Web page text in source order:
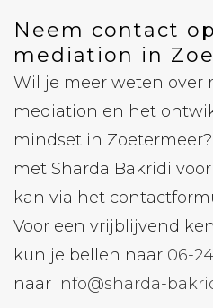
Neem contact
mediation in
Wil je meer weten
mediation en het
mindset in
met Sharda Bakridi
kan via het
Voor een vrijblijvend
kun je bellen naar 06-
naar info@sharda-